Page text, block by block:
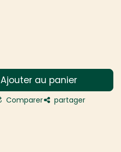
Ajouter au panier
Comparer partager